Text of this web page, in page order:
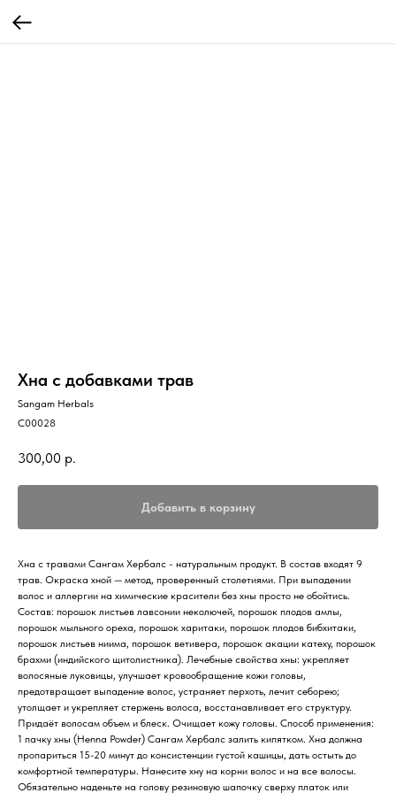
Хна с добавками трав
Sangam Herbals
C00028
300,00 р.
Добавить в корзину
Хна с травами Сангам Хербалс - натуральным продукт. В состав входят 9
трав. Окраска хной — метод, проверенный столетиями. При выпадении
волос и аллергии на химические красители без хны просто не обойтись.
Состав: порошок листьев лавсонии неколючей, порошок плодов амлы,
порошок мыльного ореха, порошок харитаки, порошок плодов бибхитаки,
порошок листьев ниима, порошок ветивера, порошок акации катеху, порошок
брахми (индийского щитолистника). Лечебные свойства хны: укрепляет
волосяные луковицы, улучшает кровообращение кожи головы,
предотвращает выпадение волос, устраняет перхоть, лечит себорею;
утолщает и укрепляет стержень волоса, восстанавливает его структуру.
Придаёт волосам объем и блеск. Очищает кожу головы. Способ применения:
1 пачку хны (Henna Powder) Сангам Хербалс залить кипятком. Хна должна
пропариться 15-20 минут до консистенции густой кашицы, дать остыть до
комфортной температуры. Нанесите хну на корни волос и на все волосы.
Обязательно наденьте на голову резиновую шапочку сверху платок или